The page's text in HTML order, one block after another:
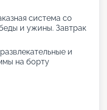
система со
и ужины. Завтрак
и
на борту